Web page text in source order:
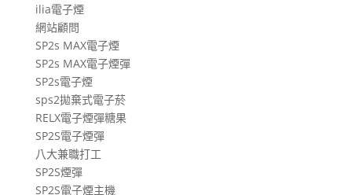
ilia電子煙
網站顧問
SP2s MAX電子煙
SP2s MAX電子煙彈
SP2s電子煙
sps2拋棄式電子菸
RELX電子煙彈糖果
SP2S電子煙彈
八大兼職打工
SP2S煙彈
SP2S電子煙主機